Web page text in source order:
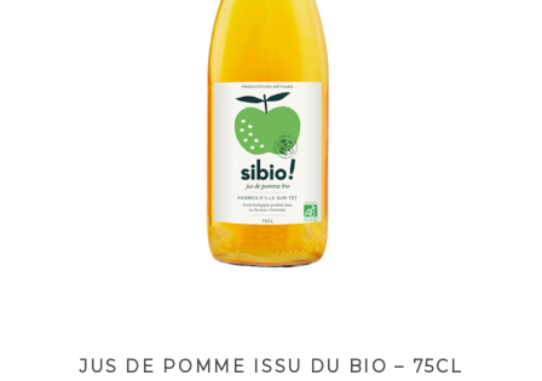
JUS DE POMME ISSU DU BIO – 75CL